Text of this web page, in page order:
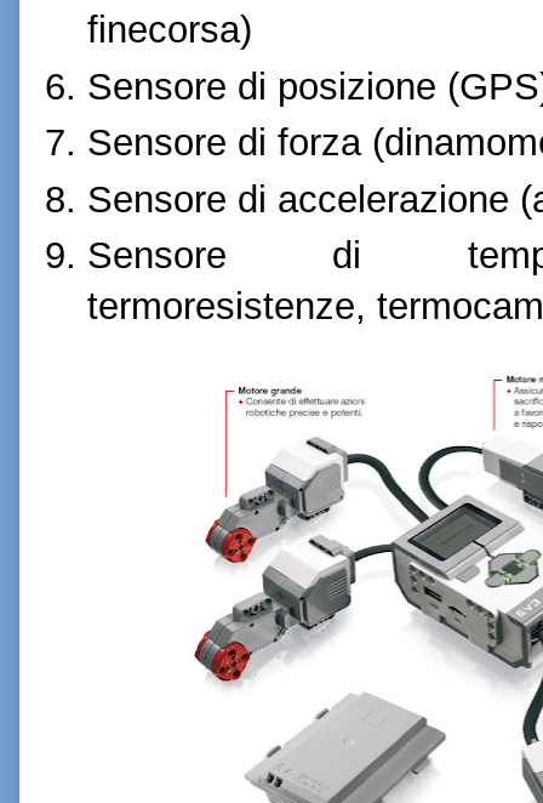
finecorsa)
Sensore di posizione
Sensore di forza
Sensore di accelerazione
Sensore di
termoresistenze,